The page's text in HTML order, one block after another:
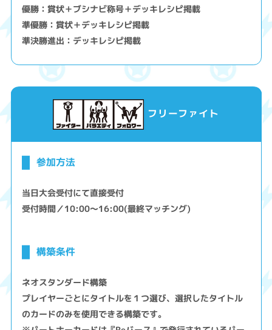
優勝：賞状＋ブシナビ称号＋デッキレシピ掲載
準優勝：賞状＋デッキレシピ掲載
準決勝進出：デッキレシピ掲載
フリーファイト
参加方法
当日大会受付にて直接受付
受付時間／10:00～16:00(最終マッチング)
構築条件
ネオスタンダード構築
プレイヤーごとにタイトルを１つ選び、選択したタイトル
のカードのみを使用できる構築です。